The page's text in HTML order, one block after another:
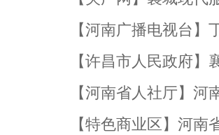
【河南广播电视台
【许昌市人民政府
【河南省人社厅】
【特色商业区】河